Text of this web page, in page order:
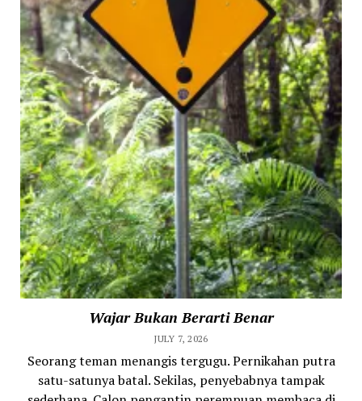
Wajar Bukan Berarti Benar
JULY 7, 2026
Seorang teman menangis tergugu. Pernikahan putra
satu-satunya batal. Sekilas, penyebabnya tampak